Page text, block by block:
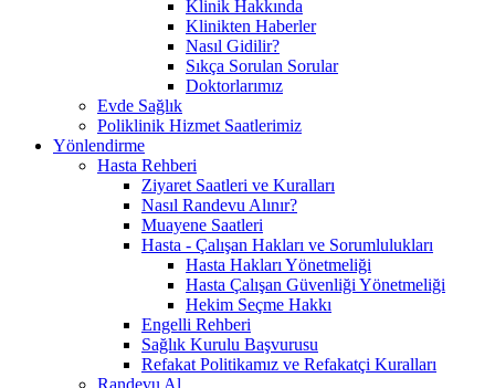
Klinik Hakkında
Klinikten Haberler
Nasıl Gidilir?
Sıkça Sorulan Sorular
Doktorlarımız
Evde Sağlık
Poliklinik Hizmet Saatlerimiz
Yönlendirme
Hasta Rehberi
Ziyaret Saatleri ve Kuralları
Nasıl Randevu Alınır?
Muayene Saatleri
Hasta - Çalışan Hakları ve Sorumlulukları
Hasta Hakları Yönetmeliği
Hasta Çalışan Güvenliği Yönetmeliği
Hekim Seçme Hakkı
Engelli Rehberi
Sağlık Kurulu Başvurusu
Refakat Politikamız ve Refakatçi Kuralları
Randevu Al